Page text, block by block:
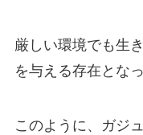
厳しい環境でも生
を与える存在とな
このように、ガジ